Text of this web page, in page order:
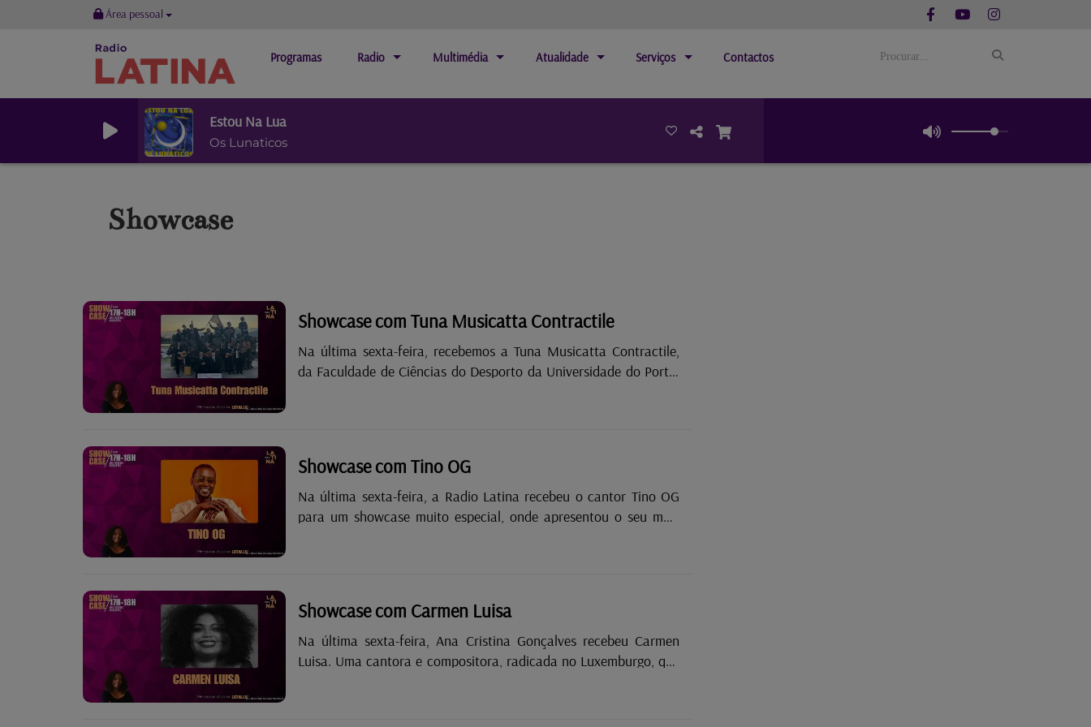
Área pessoal
Programas Radio Multimédia Atualidade Serviços Contactos
Estou Na Lua
Os Lunaticos
Showcase
Showcase com Tuna Musicatta Contractile
Na última sexta-feira, recebemos a Tuna Musicatta Contractile,
da Faculdade de Ciências do Desporto da Universidade do Porto.
prémios, entre eles várias distinções de "Tuna + Tuna", atribuídas à
formação mais animada e cativante dos festivais em que
participa. O Luxemburgo ocupa um lugar muito especial na......
Showcase com Tino OG
Na última sexta-feira, a Radio Latina recebeu o cantor Tino OG
para um showcase muito especial, onde apresentou o seu mais
Showcase com Carmen Luisa
Na última sexta-feira, Ana Cristina Gonçalves recebeu Carmen
Luisa. Uma cantora e compositora, radicada no Luxemburgo, que